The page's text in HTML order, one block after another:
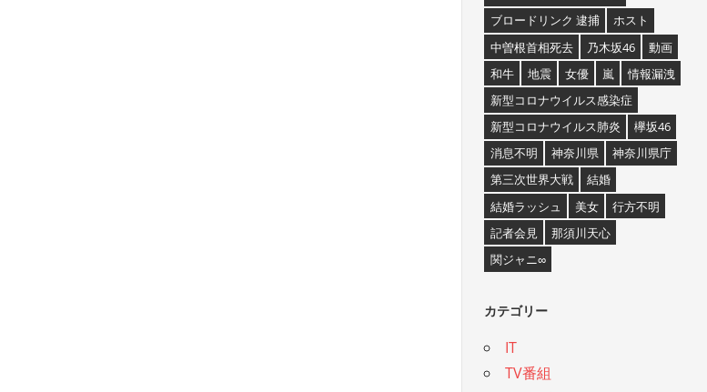
ブロードリンク 逮捕
ホスト
中曽根首相死去
乃木坂46
動画
和牛
地震 女優 嵐
情報漏洩
新型コロナウイルス感染症
新型コロナウイルス肺炎
欅坂46
消息不明
神奈川県
神奈川県庁
第三次世界大戦
結婚
結婚ラッシュ
美女
行方不明
記者会見
那須川天心
関ジャニ∞
カテゴリー
IT
TV番組